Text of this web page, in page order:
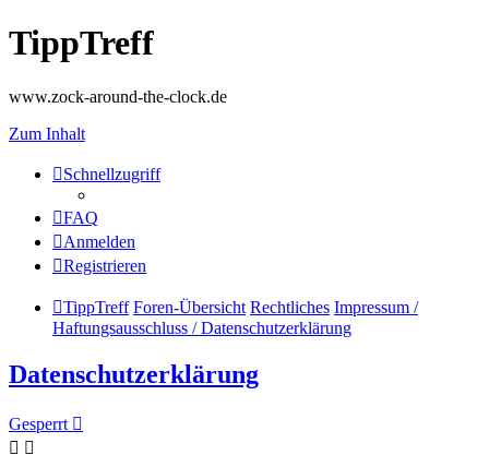
TippTreff
www.zock-around-the-clock.de
Zum Inhalt
Schnellzugriff
FAQ
Anmelden
Registrieren
TippTreff Foren-Übersicht Rechtliches Impressum /
Haftungsausschluss / Datenschutzerklärung
Datenschutzerklärung
Gesperrt